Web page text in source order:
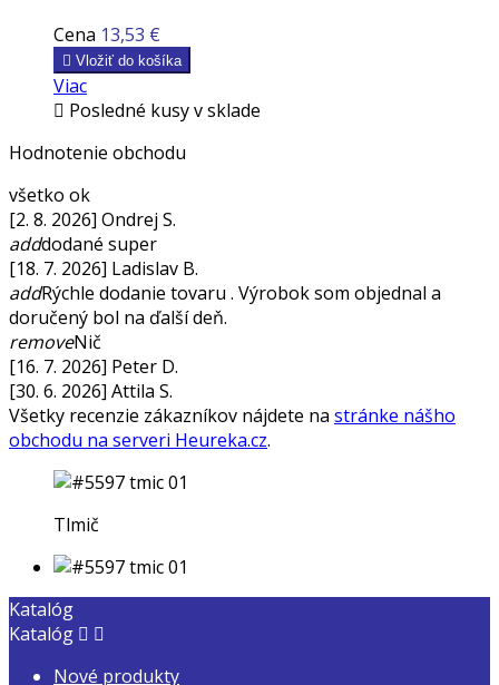
Cena 13,53 €
 Vložiť do košíka
Viac
 Posledné kusy v sklade
Hodnotenie obchodu
všetko ok
[2. 8. 2026] Ondrej S.
adddodané super
[18. 7. 2026] Ladislav B.
addRýchle dodanie tovaru . Výrobok som objednal a
doručený bol na ďalší deň.
removeNič
[16. 7. 2026] Peter D.
[30. 6. 2026] Attila S.
Všetky recenzie zákazníkov nájdete na stránke nášho
obchodu na serveri Heureka.cz.
Tlmič
Katalóg
Katalóg  
Nové produkty